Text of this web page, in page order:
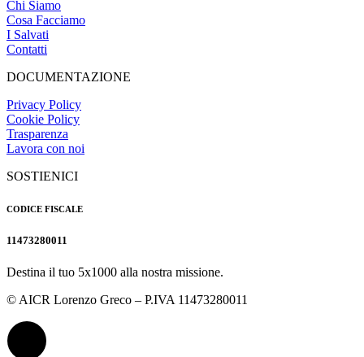
Chi Siamo
Cosa Facciamo
I Salvati
Contatti
DOCUMENTAZIONE
Privacy Policy
Cookie Policy
Trasparenza
Lavora con noi
SOSTIENICI
CODICE FISCALE
11473280011
Destina il tuo 5x1000 alla nostra missione.
© AICR Lorenzo Greco – P.IVA 11473280011